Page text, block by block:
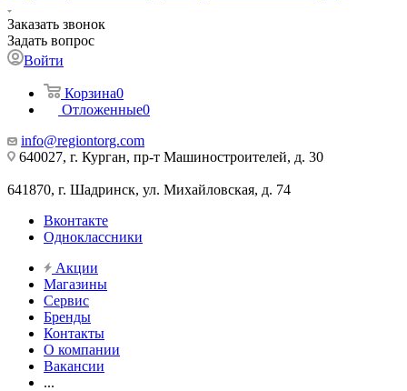
Заказать звонок
Задать вопрос
Войти
Корзина0
Отложенные0
info@regiontorg.com
640027, г. Курган, пр-т Машиностроителей, д. 30
641870, г. Шадринск, ул. Михайловская, д. 74
Вконтакте
Одноклассники
Акции
Магазины
Сервис
Бренды
Контакты
О компании
Вакансии
...